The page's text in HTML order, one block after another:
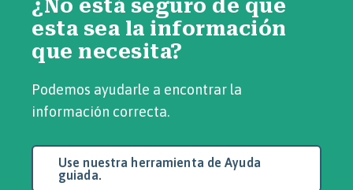
¿No está seguro de que
esta sea la información
que necesita?
Podemos ayudarle a encontrar la
información correcta.
Use nuestra herramienta de Ayuda
guiada.